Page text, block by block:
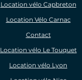
Location vélo Capbreton
Location Vélo Carnac
Contact
Location vélo Le Touquet
Location vélo Lyon